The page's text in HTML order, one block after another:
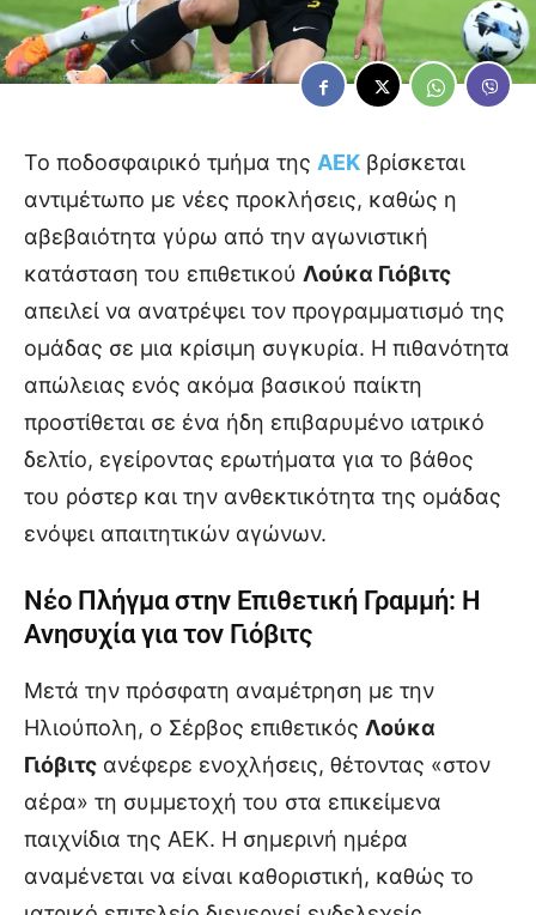
Το ποδοσφαιρικό τμήμα της ΑΕΚ βρίσκεται
αντιμέτωπο με νέες προκλήσεις, καθώς η
αβεβαιότητα γύρω από την αγωνιστική
κατάσταση του επιθετικού Λούκα Γιόβιτς
απειλεί να ανατρέψει τον προγραμματισμό της
ομάδας σε μια κρίσιμη συγκυρία. Η πιθανότητα
απώλειας ενός ακόμα βασικού παίκτη
προστίθεται σε ένα ήδη επιβαρυμένο ιατρικό
δελτίο, εγείροντας ερωτήματα για το βάθος
του ρόστερ και την ανθεκτικότητα της ομάδας
ενόψει απαιτητικών αγώνων.
Νέο Πλήγμα στην Επιθετική Γραμμή: Η
Ανησυχία για τον Γιόβιτς
Μετά την πρόσφατη αναμέτρηση με την
Ηλιούπολη, ο Σέρβος επιθετικός Λούκα
Γιόβιτς ανέφερε ενοχλήσεις, θέτοντας «στον
αέρα» τη συμμετοχή του στα επικείμενα
παιχνίδια της ΑΕΚ. Η σημερινή ημέρα
αναμένεται να είναι καθοριστική, καθώς το